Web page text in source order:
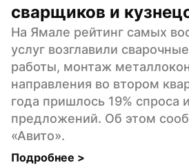
сварщиков и
На Ямале рейтинг самых
услуг возглавили
работы, монтаж
направления во втором
года пришлось 19% спроса
предложений. Об этом
«Авито».
Подробнее >